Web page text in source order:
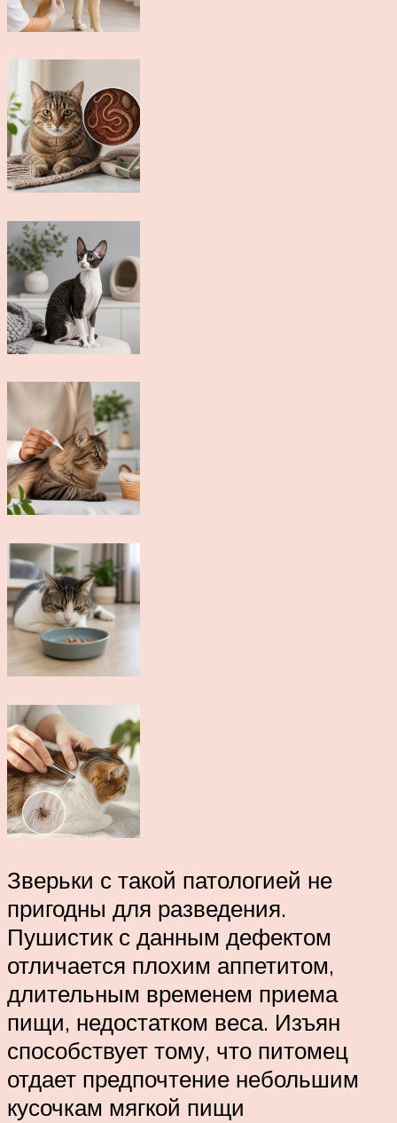
Зверьки с такой патологией не
пригодны для разведения.
Пушистик с данным дефектом
отличается плохим аппетитом,
длительным временем приема
пищи, недостатком веса. Изъян
способствует тому, что питомец
отдает предпочтение небольшим
кусочкам мягкой пищи